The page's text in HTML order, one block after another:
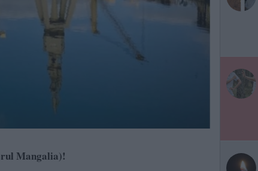
Mangalia)!